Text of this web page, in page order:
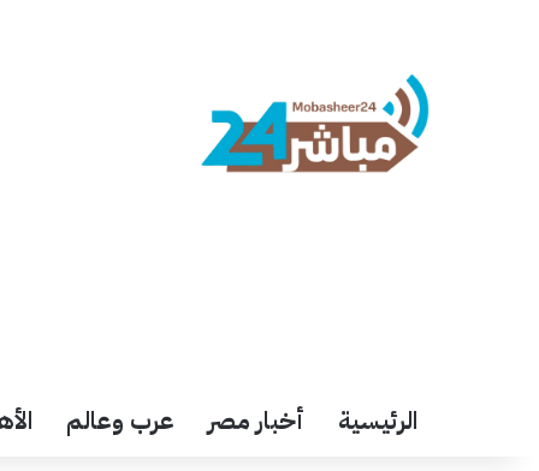
الرئيسية أخبار مصر عرب وعالم